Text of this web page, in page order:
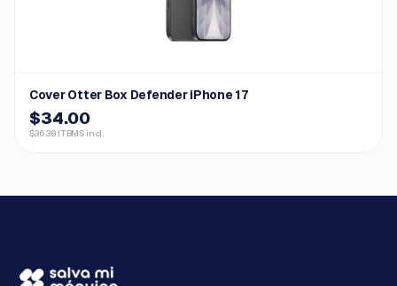
Cover Otter Box Defender iPhone 17
$34.00
$36.38 ITBMS incl.